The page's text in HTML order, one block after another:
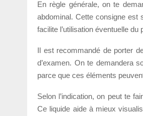
En règle générale, on te
abdominal. Cette consigne est
facilite l’utilisation éventuelle du
Il est recommandé de porter
d’examen. On te demandera
parce que ces éléments
Selon l’indication, on peut te
Ce liquide aide à mieux